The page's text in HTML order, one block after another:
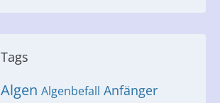
Tags
Algen Algenbefall Anfänger